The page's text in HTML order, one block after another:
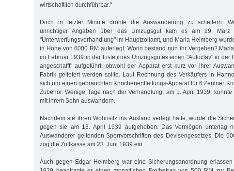
wirtschaftlich durchführbar."
Doch in letzter Minute drohte die Auswanderung zu scheitern.
unrichtiger Angaben über das Umzugsgut kam es am 29.
"Unterwerfungsverhandlung" im Hauptzollamt, und Maria Heimberg
in Höhe von 6000 RM auferlegt. Worin bestand nun ihr Vergehen?
im Februar 1939 in der Liste ihres Umzugsgutes einen "Autoclav" in der
angeschafft" aufgeführt, obwohl der Apparat erst kurz vor ihrer
Fabrik geliefert werden sollte. Laut Rechnung des Verkäufers in
sich um einen gebrauchten Knochenentfettungs-Apparat für 6 Zentner
Zubehör. Wenige Tage nach der Verhandlung, am 1. April 1939, konnte
mit ihrem Sohn auswandern.
Nachdem sie ihren Wohnsitz ins Ausland verlegt hatte, wurde die
gegen sie am 13. April 1939 aufgehoben. Das Vermögen unterlag
Auswanderer geltenden Sperrvorschriften des Devisengesetzes. Die
zog die Zollkasse am 23. Juni 1939 ein.
Auch gegen Edgar Heimberg war eine Sicherungsanordnung